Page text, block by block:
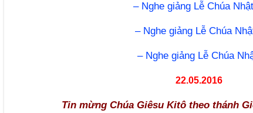
– Nghe giảng Lễ Chúa
– Nghe giảng Lễ Chúa
– Nghe giảng Lễ Chúa
22.05.2016
Tin mừng Chúa Giêsu Kitô theo thánh